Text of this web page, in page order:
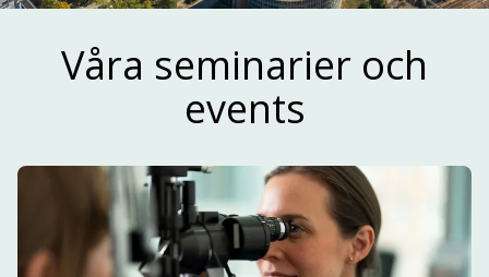
Ta del av vårt
nyhetsbrev!
som är relevanta för innovationsekosystemet i
Stockholm-Uppsalaregionen.
ANMÄLAN TILL NYHETSBREV
Våra seminarier och
events